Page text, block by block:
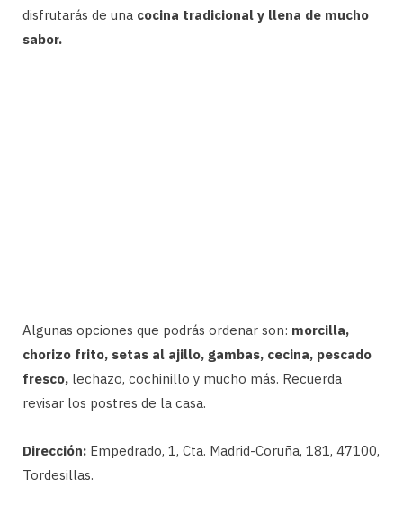
disfrutarás de una cocina tradicional y llena de mucho
sabor.
Algunas opciones que podrás ordenar son: morcilla,
chorizo frito, setas al ajillo, gambas, cecina, pescado
fresco, lechazo, cochinillo y mucho más. Recuerda
revisar los postres de la casa.
Dirección: Empedrado, 1, Cta. Madrid-Coruña, 181, 47100,
Tordesillas.